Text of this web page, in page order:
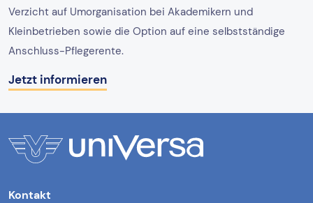
Verzicht auf Umorganisation bei Akademikern und
Kleinbetrieben sowie die Option auf eine selbstständige
Anschluss-Pflegerente.
Jetzt informieren
Kontakt